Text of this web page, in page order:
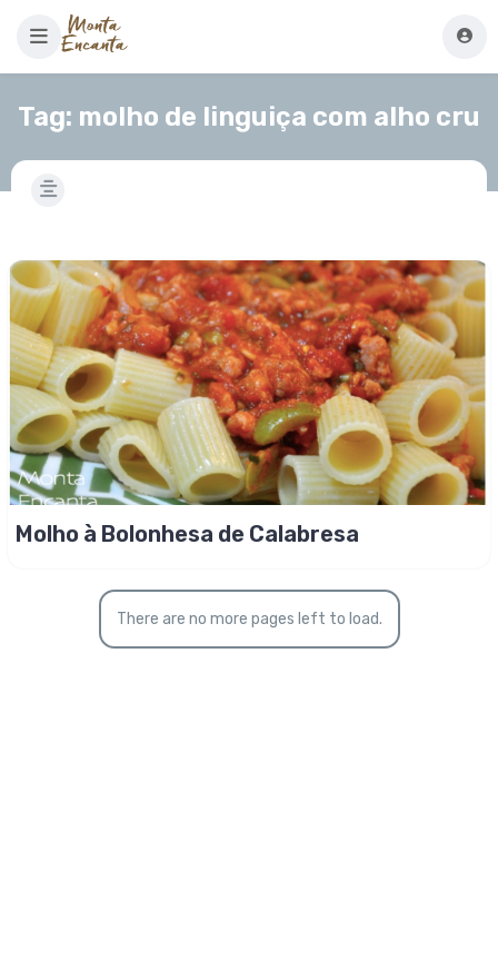
Tag: molho de linguiça com alho cru
Molho à Bolonhesa de Calabresa
There are no more pages left to load.